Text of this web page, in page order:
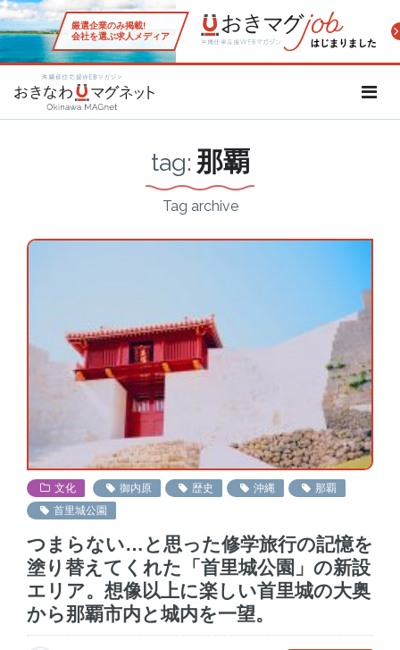
厳選企業のみ掲載!
会社を選ぶ求人メディア
tag: 那覇
Tag archive
文化 御内原 歴史 沖縄
那覇
首里城公園
つまらない…と思った修学旅行の記憶を
塗り替えてくれた「首里城公園」の新設
エリア。想像以上に楽しい首里城の大奥
から那覇市内と城内を一望。